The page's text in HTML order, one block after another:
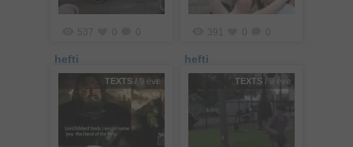
537
hefti
391
hefti
TEXTS / 9 éve TEXTS / 9 éve